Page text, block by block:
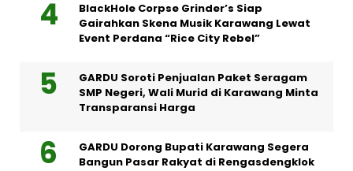
BlackHole Corpse Grinder’s Siap
Gairahkan Skena Musik Karawang Lewat
Event Perdana “Rice City Rebel”
GARDU Soroti Penjualan Paket Seragam
SMP Negeri, Wali Murid di Karawang Minta
Transparansi Harga
GARDU Dorong Bupati Karawang Segera
Bangun Pasar Rakyat di Rengasdengklok